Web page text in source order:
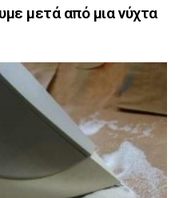
μετά από μια νύχτα